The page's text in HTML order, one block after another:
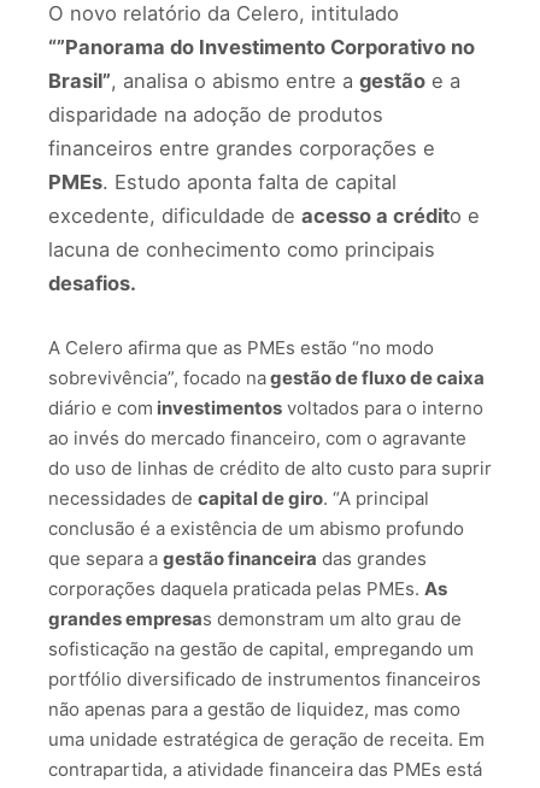
O novo relatório da Celero, intitulado
“”Panorama do Investimento Corporativo no
Brasil”, analisa o abismo entre a gestão e a
disparidade na adoção de produtos
financeiros entre grandes corporações e
PMEs. Estudo aponta falta de capital
excedente, dificuldade de acesso a crédito e
lacuna de conhecimento como principais
desafios.
A Celero afirma que as PMEs estão “no modo
sobrevivência”, focado nagestão de fluxo de caixa
diário e com investimentos voltados para o interno
ao invés do mercado financeiro, com o agravante
do uso de linhas de crédito de alto custo para suprir
necessidades de capital de giro. “A principal
conclusão é a existência de um abismo profundo
que separa a gestão financeira das grandes
corporações daquela praticada pelas PMEs. As
grandes empresas demonstram um alto grau de
sofisticação na gestão de capital, empregando um
portfólio diversificado de instrumentos financeiros
não apenas para a gestão de liquidez, mas como
uma unidade estratégica de geração de receita. Em
contrapartida, a atividade financeira das PMEs está